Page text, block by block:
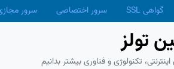
گواهی SSL سرور اختصاصی سرور
تولز
تکنولوژی و فناوری بیشتر بدانیم